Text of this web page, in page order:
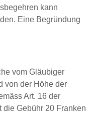
kann
Eine Begründung
vom Gläubiger
von der Höhe der
Art. 16 der
die Gebühr 20 Franken